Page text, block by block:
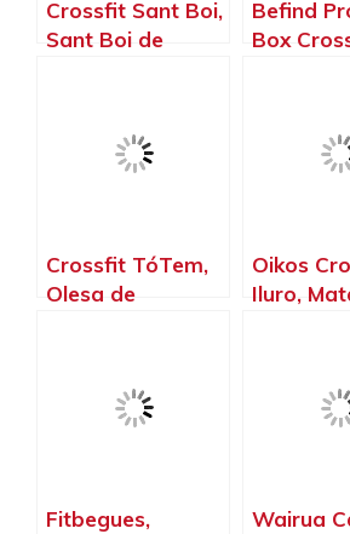
Crossfit Sant Boi,
Sant Boi de
Befind
Box
Crossfit TóTem,
Olesa de
Oikos
Iluro,
Fitbegues,
Wairua